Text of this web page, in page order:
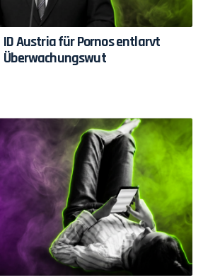
ID Austria für Pornos entlarvt
Überwachungswut